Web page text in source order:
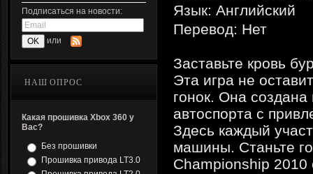
Подписаться на новости:
или
НАШ ОПРОС
Какая прошивка Xbox 360 у
Вас?
Без прошивки
Прошивка привода LT3.0
Язык: Английский
Перевод: Нет
Заставьте кровь
Эта игра не
гонок. Она
автоспорта с
Здесь каждый
машины. Станьте
Championship 2010